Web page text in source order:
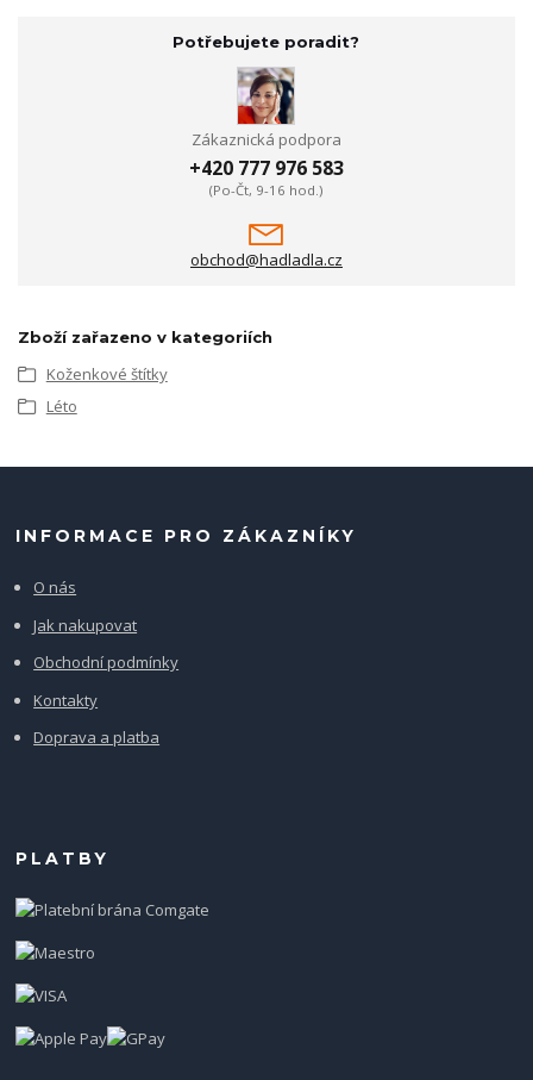
Potřebujete poradit?
Zákaznická podpora
+420 777 976 583
(Po-Čt, 9-16 hod.)
obchod@hadladla.cz
Zboží zařazeno v kategoriích
Koženkové štítky
Léto
INFORMACE PRO ZÁKAZNÍKY
O nás
Jak nakupovat
Obchodní podmínky
Kontakty
Doprava a platba
PLATBY